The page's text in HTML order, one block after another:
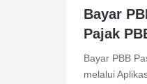
Bayar
Pajak
Bayar PBB
melalui